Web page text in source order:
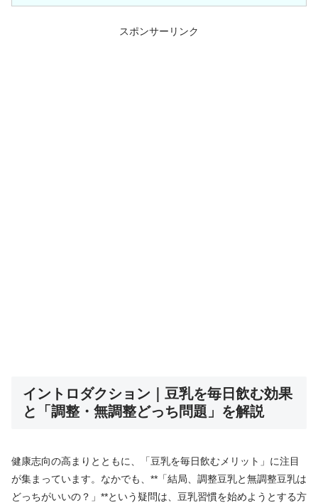
スポンサーリンク
イントロダクション｜豆乳を毎日飲む効果
と「調整・無調整どっち問題」を解説
健康志向の高まりとともに、「豆乳を毎日飲むメリット」に注目
が集まっています。なかでも、**「結局、調整豆乳と無調整豆乳は
どっちがいいの？」**という疑問は、豆乳習慣を始めようとする方